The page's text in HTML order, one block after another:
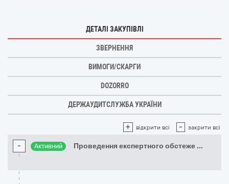
ДЕТАЛІ ЗАКУПІВЛІ
ЗВЕРНЕННЯ
ВИМОГИ/СКАРГИ
DOZORRO
ДЕРЖАУДИТСЛУЖБА УКРАЇНИ
+ відкрити всі - закрити всі
- Активний Проведення експертного обстеже ...